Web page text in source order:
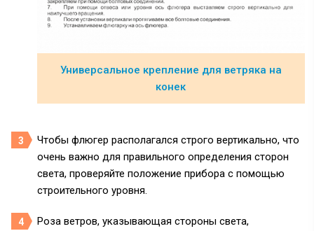
Универсальное крепление для ветряка на
конек
Чтобы флюгер располагался строго вертикально, что
очень важно для правильного определения сторон
света, проверяйте положение прибора с помощью
строительного уровня.
Роза ветров, указывающая стороны света,